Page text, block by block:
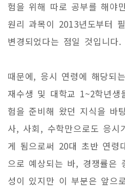
험을 위해 따로 공부를 해야
원리 과목이 2013년도부터
변경되었다는 점일 것입니다.
때문에, 응시 연령에 해당되
재수생 및 대학교 1~2학년생
험을 준비해 왔던 지식을 바
사, 사회, 수학만으로도 응시
게 됨으로써 20대 초반 연령
으로 예상되는 바, 경쟁률은
성이 있지만 이 부분은 앞으